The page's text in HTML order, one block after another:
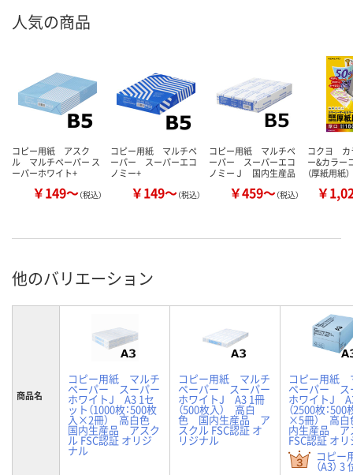
人気の商品
コピー用紙 アスク
ル マルチペーパー ス
ーパーホワイト+
￥149～（税込）
コピー用紙 マルチペ
ーパー スーパーエコ
ノミー+
￥149～（税込）
コピー用紙 マルチペ
ーパー スーパーエコ
ノミーＪ 国内生産品
￥459～（税込）
コクヨ カ
ー&カラー
（厚紙用紙）
￥
他のバリエーション
商品名
コピー用紙 マルチ
ペーパー スーパー
ホワイトJ A3 1セ
ット（1000枚：500枚
入×2冊） 高白色
国内生産品 アスク
ル FSC認証 オリジ
ナル
コピー用紙 マルチ
ペーパー スーパー
ホワイトJ A3 1冊
（500枚入） 高白
色 国内生産品 ア
スクル FSC認証 オ
リジナル
コピー用紙
ペーパー ス
ホワイトJ
（2500枚：500
×5冊） 高
内生産品 ア
FSC認証 オ
コピー
（A3） 3